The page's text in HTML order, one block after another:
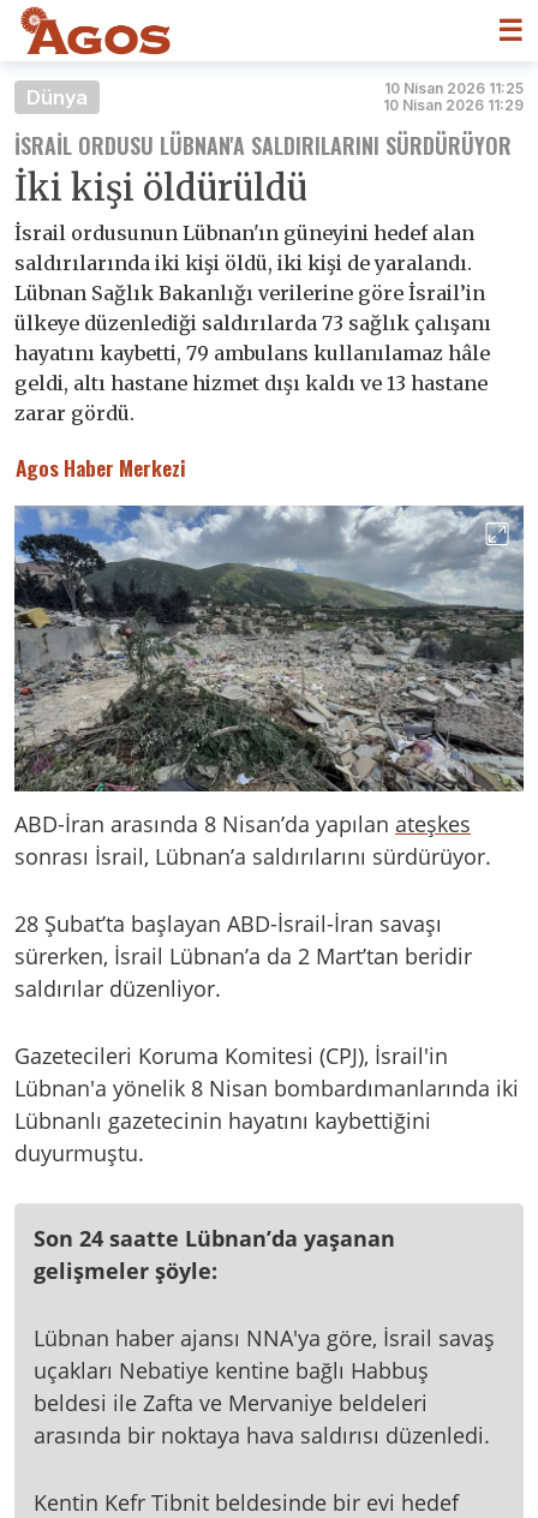
☰
Dünya
10 Nisan 2026 11:25
10 Nisan 2026 11:29
İSRAIL ORDUSU LÜBNAN'A SALDIRILARINI SÜRDÜRÜYOR
İki kişi öldürüldü
İsrail ordusunun Lübnan'ın güneyini hedef alan
saldırılarında iki kişi öldü, iki kişi de yaralandı.
Lübnan Sağlık Bakanlığı verilerine göre İsrail’in
ülkeye düzenlediği saldırılarda 73 sağlık çalışanı
hayatını kaybetti, 79 ambulans kullanılamaz hâle
geldi, altı hastane hizmet dışı kaldı ve 13 hastane
zarar gördü.
Agos Haber Merkezi
ABD-İran arasında 8 Nisan’da yapılan ateşkes
sonrası İsrail, Lübnan’a saldırılarını sürdürüyor.
28 Şubat’ta başlayan ABD-İsrail-İran savaşı
sürerken, İsrail Lübnan’a da 2 Mart’tan beridir
saldırılar düzenliyor.
Gazetecileri Koruma Komitesi (CPJ), İsrail'in
Lübnan'a yönelik 8 Nisan bombardımanlarında iki
Lübnanlı gazetecinin hayatını kaybettiğini
duyurmuştu.
Son 24 saatte Lübnan’da yaşanan
gelişmeler şöyle:
Lübnan haber ajansı NNA'ya göre, İsrail savaş
uçakları Nebatiye kentine bağlı Habbuş
beldesi ile Zafta ve Mervaniye beldeleri
arasında bir noktaya hava saldırısı düzenledi.
Kentin Kefr Tibnit beldesinde bir evi hedef